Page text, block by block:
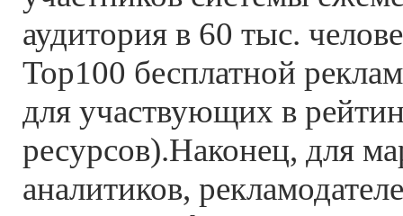
аудитория в 60 тыс.
Top100 бесплатной
для участвующих в
ресурсов).Наконец, для
аналитиков,